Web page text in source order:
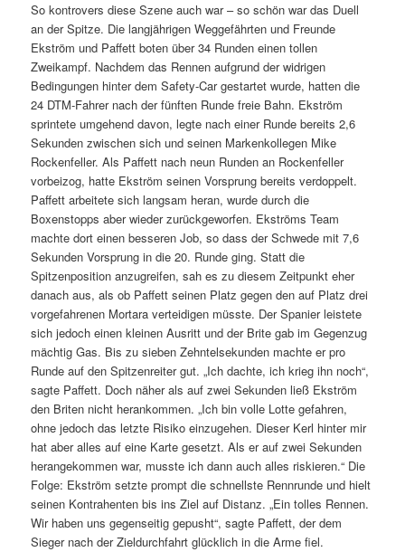
So kontrovers diese Szene auch war – so schön war das Duell
an der Spitze. Die langjährigen Weggefährten und Freunde
Ekström und Paffett boten über 34 Runden einen tollen
Zweikampf. Nachdem das Rennen aufgrund der widrigen
Bedingungen hinter dem Safety-Car gestartet wurde, hatten die
24 DTM-Fahrer nach der fünften Runde freie Bahn. Ekström
sprintete umgehend davon, legte nach einer Runde bereits 2,6
Sekunden zwischen sich und seinen Markenkollegen Mike
Rockenfeller. Als Paffett nach neun Runden an Rockenfeller
vorbeizog, hatte Ekström seinen Vorsprung bereits verdoppelt.
Paffett arbeitete sich langsam heran, wurde durch die
Boxenstopps aber wieder zurückgeworfen. Ekströms Team
machte dort einen besseren Job, so dass der Schwede mit 7,6
Sekunden Vorsprung in die 20. Runde ging. Statt die
Spitzenposition anzugreifen, sah es zu diesem Zeitpunkt eher
danach aus, als ob Paffett seinen Platz gegen den auf Platz drei
vorgefahrenen Mortara verteidigen müsste. Der Spanier leistete
sich jedoch einen kleinen Ausritt und der Brite gab im Gegenzug
mächtig Gas. Bis zu sieben Zehntelsekunden machte er pro
Runde auf den Spitzenreiter gut. „Ich dachte, ich krieg ihn noch“,
sagte Paffett. Doch näher als auf zwei Sekunden ließ Ekström
den Briten nicht herankommen. „Ich bin volle Lotte gefahren,
ohne jedoch das letzte Risiko einzugehen. Dieser Kerl hinter mir
hat aber alles auf eine Karte gesetzt. Als er auf zwei Sekunden
herangekommen war, musste ich dann auch alles riskieren.“ Die
Folge: Ekström setzte prompt die schnellste Rennrunde und hielt
seinen Kontrahenten bis ins Ziel auf Distanz. „Ein tolles Rennen.
Wir haben uns gegenseitig gepusht“, sagte Paffett, der dem
Sieger nach der Zieldurchfahrt glücklich in die Arme fiel.